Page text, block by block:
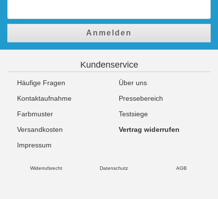
Anmelden
Kundenservice
Häufige Fragen
Über uns
Kontaktaufnahme
Pressebereich
Farbmuster
Testsiege
Versandkosten
Vertrag widerrufen
Impressum
Widerrufsrecht Datenschutz AGB